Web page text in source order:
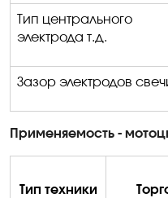
Тип центрального
электрода т.д.
Зазор электродов
Применяемость -
Тип техники